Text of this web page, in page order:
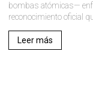
bombas atómicas—
reconocimiento oficial
Leer más